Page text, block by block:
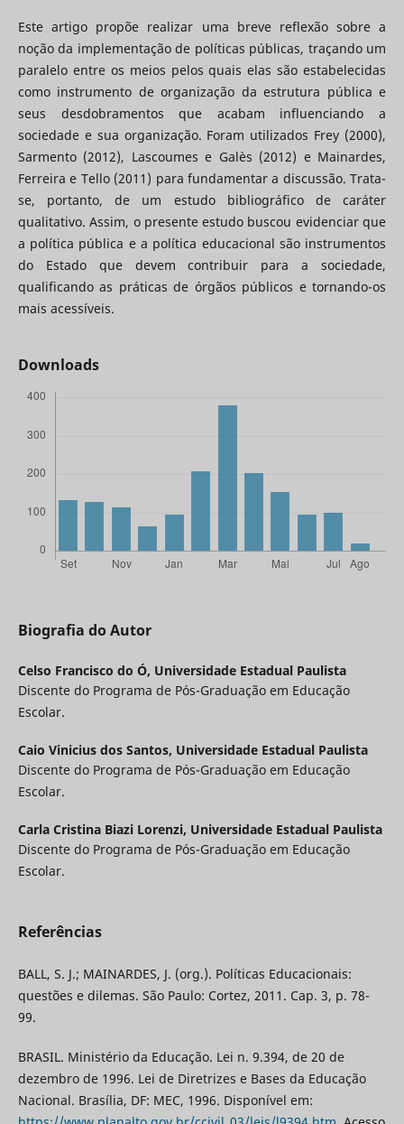
Este artigo propõe realizar uma breve reflexão sobre a
noção da implementação de políticas públicas, traçando um
paralelo entre os meios pelos quais elas são estabelecidas
como instrumento de organização da estrutura pública e
seus desdobramentos que acabam influenciando a
sociedade e sua organização. Foram utilizados Frey (2000),
Sarmento (2012), Lascoumes e Galès (2012) e Mainardes,
Ferreira e Tello (2011) para fundamentar a discussão. Trata-
se, portanto, de um estudo bibliográfico de caráter
qualitativo. Assim, o presente estudo buscou evidenciar que
a política pública e a política educacional são instrumentos
do Estado que devem contribuir para a sociedade,
qualificando as práticas de órgãos públicos e tornando-os
mais acessíveis.
Downloads
Biografia do Autor
Celso Francisco do Ó, Universidade Estadual Paulista
Discente do Programa de Pós-Graduação em Educação
Escolar.
Caio Vinicius dos Santos, Universidade Estadual Paulista
Discente do Programa de Pós-Graduação em Educação
Escolar.
Carla Cristina Biazi Lorenzi, Universidade Estadual Paulista
Discente do Programa de Pós-Graduação em Educação
Escolar.
Referências
BALL, S. J.; MAINARDES, J. (org.). Políticas Educacionais:
questões e dilemas. São Paulo: Cortez, 2011. Cap. 3, p. 78-
99.
BRASIL. Ministério da Educação. Lei n. 9.394, de 20 de
dezembro de 1996. Lei de Diretrizes e Bases da Educação
Nacional. Brasília, DF: MEC, 1996. Disponível em: